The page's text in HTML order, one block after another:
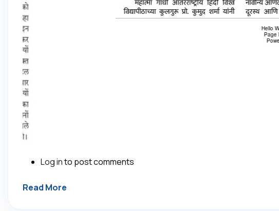
Log into post comments